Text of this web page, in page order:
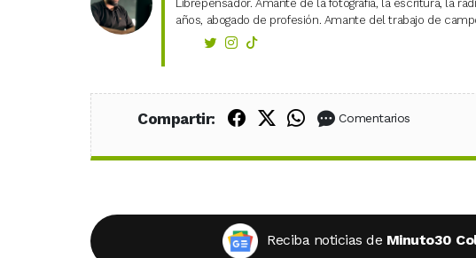
Librepensador. Amante de la fotografía, la escritura, la
años, abogado de profesión. Amante del trabajo de
Compartir: Compartir en Facebook
Compartir en X (Twitter)
Compartir en
Comentarios
Reciba noticias de Minuto30